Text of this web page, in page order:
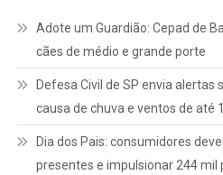
Adote um Guardião: Cepad de
cães de médio e grande porte
Defesa Civil de SP envia
causa de chuva e ventos de até
Dia dos Pais: consumidores
presentes e impulsionar 244 mil